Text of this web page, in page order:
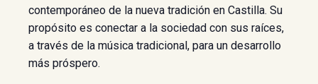
contemporáneo de la nueva tradición en Castilla. Su
propósito es conectar a la sociedad con sus raíces,
a través de la música tradicional, para un desarrollo
más próspero.